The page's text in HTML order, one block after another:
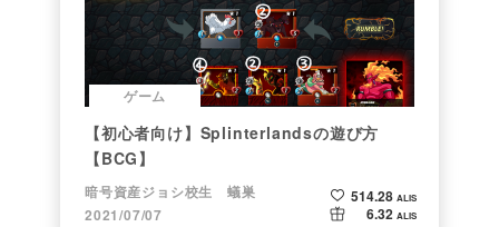
ゲーム
【初心者向け】Splinterlandsの遊び方
【BCG】
暗号資産ジョシ校生 蟻巣
2021/07/07
514.28 ALIS
6.32 ALIS